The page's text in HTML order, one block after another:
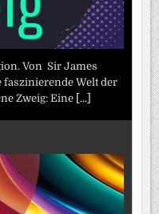
Von Sir James
faszinierende Welt der
Zweig: Eine [...]